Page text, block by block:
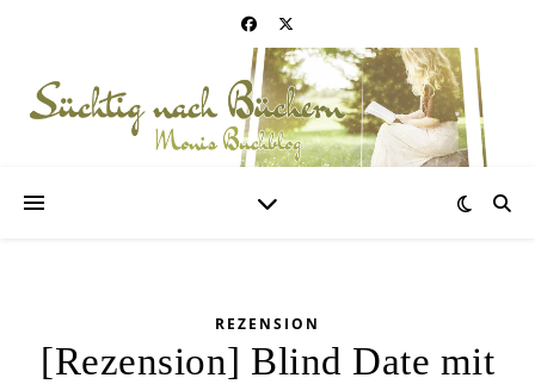
REZENSION
[Rezension] Blind Date mit